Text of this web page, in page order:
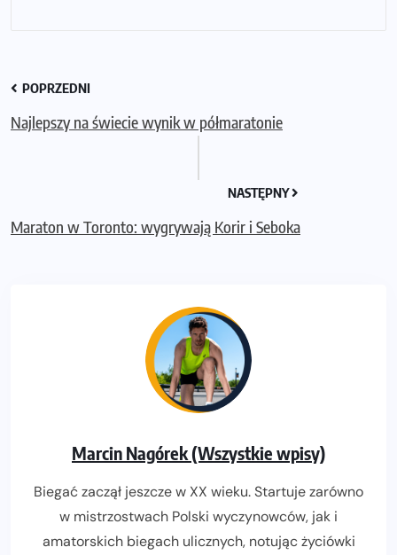
POPRZEDNI
Najlepszy na świecie wynik w półmaratonie
NASTĘPNY
Maraton w Toronto: wygrywają Korir i Seboka
Marcin Nagórek (Wszystkie wpisy)
Biegać zaczął jeszcze w XX wieku. Startuje zarówno
w mistrzostwach Polski wyczynowców, jak i
amatorskich biegach ulicznych, notując życiówki